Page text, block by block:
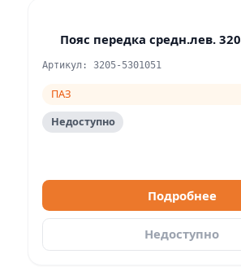
Пояс передка средн.лев.
Артикул: 3205-5301051
ПАЗ
Недоступно
Подробнее
Недоступно